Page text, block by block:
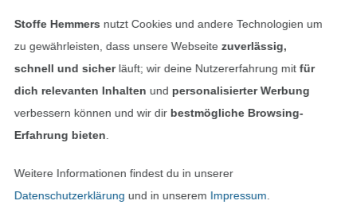
AGB
Datenschutz
Widerrufsrecht
Stoffe Hemmers nutzt Cookies und andere Technologien um
zu gewährleisten, dass unsere Webseite zuverlässig,
schnell und sicherläuft; wir deine Nutzererfahrung mitfür
dich relevanten Inhalten und personalisierter Werbung
verbessern können und wir dir bestmögliche Browsing-
Erfahrung bieten
Weitere Informationen findest du in unserer
Datenschutzerklärung und in unserem Impressum